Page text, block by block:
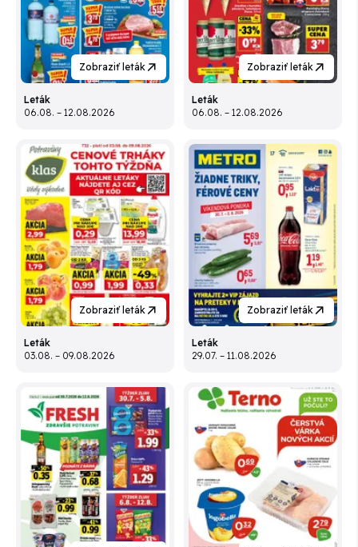
Zobraziť leták
Leták
06.08. – 12.08.2026
Zobraziť leták
Leták
06.08. – 12.08.2026
Zobraziť leták
Leták
03.08. – 09.08.2026
Zobraziť leták
Leták
29.07. – 11.08.2026